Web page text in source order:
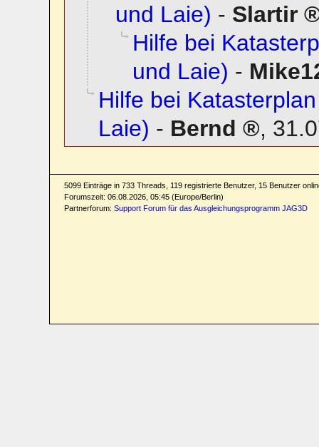
und Laie) - Slartir
Hilfe bei
und Laie) -
Hilfe bei
Laie) - Bernd ,
5099 Einträge in 733 Threads, 119 registrierte Benutzer, 15 Benutzer
Forumszeit: 06.08.2026, 05:45 (Europe/Berlin)
Partnerforum: Support Forum für das Ausgleichungsprogramm JAG3D